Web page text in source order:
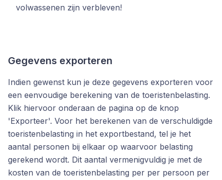
volwassenen zijn verbleven!
Gegevens exporteren
Indien gewenst kun je deze gegevens exporteren voor
een eenvoudige berekening van de toeristenbelasting.
Klik hiervoor onderaan de pagina op de knop
'Exporteer'. Voor het berekenen van de verschuldigde
toeristenbelasting in het exportbestand, tel je het
aantal personen bij elkaar op waarvoor belasting
gerekend wordt. Dit aantal vermenigvuldig je met de
kosten van de toeristenbelasting per per persoon per